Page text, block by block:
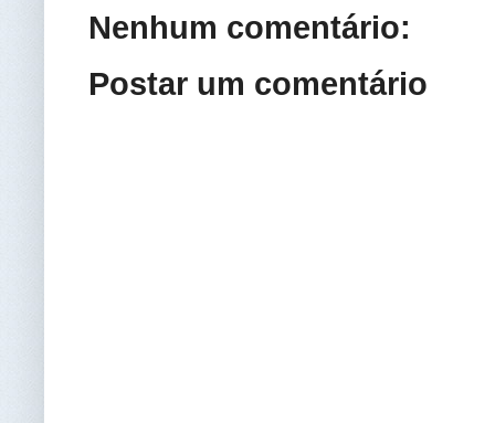
Nenhum comentário:
Postar um comentário